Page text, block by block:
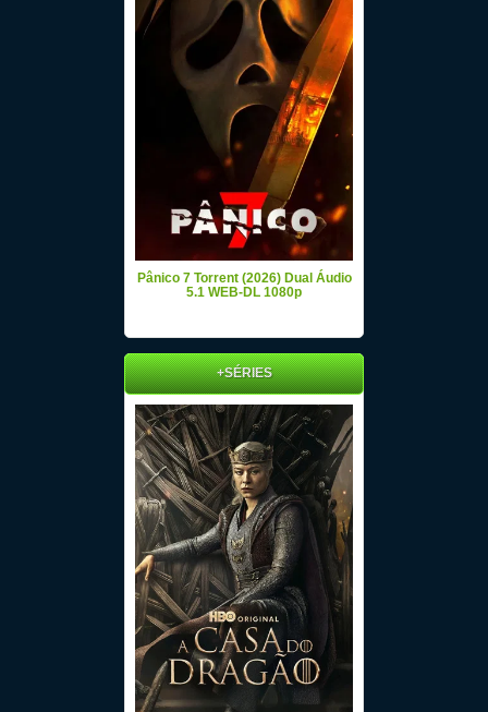
Pânico 7 Torrent (2026) Dual Áudio
5.1 WEB-DL 1080p
+SÉRIES